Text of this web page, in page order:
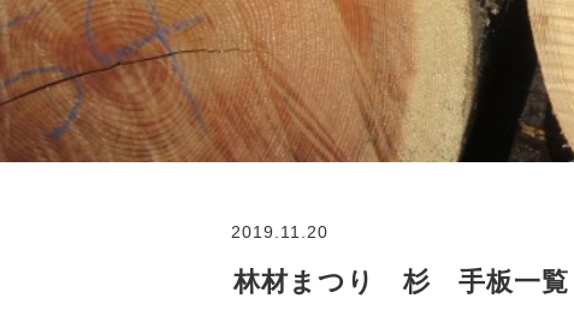
2019.11.20
林材まつり 杉 手板一覧